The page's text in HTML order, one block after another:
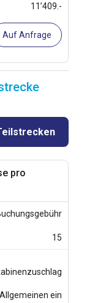
11’409.-
Auf Anfrage
pro
15
ein